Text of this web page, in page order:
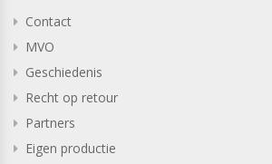
Contact
MVO
Geschiedenis
Recht op retour
Partners
Eigen productie